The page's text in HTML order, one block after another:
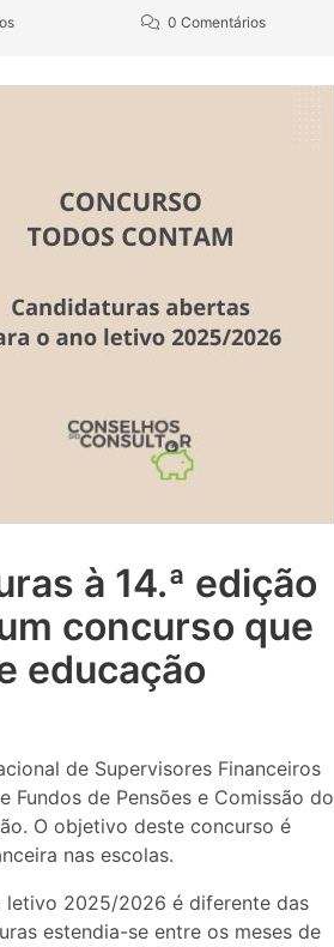
0 Comentários
à 14.ª edição
concurso que
educação
de Supervisores Financeiros
Fundos de Pensões e Comissão do
O objetivo deste concurso é
nas escolas.
letivo 2025/2026 é diferente das
estendia-se entre os meses de